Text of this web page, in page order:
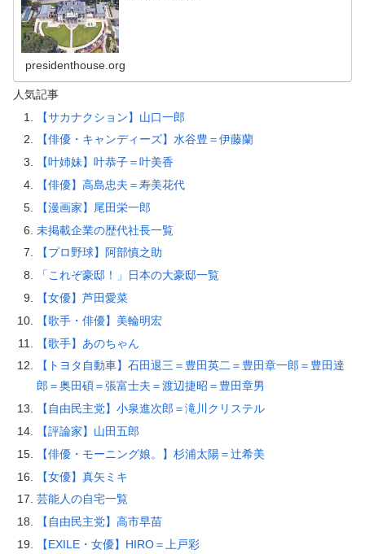
presidenthouse.org
人気記事
【サカナクション】山口一郎
【俳優・キャンディーズ】水谷豊＝伊藤蘭
【叶姉妹】叶恭子＝叶美香
【俳優】高島忠夫＝寿美花代
【漫画家】尾田栄一郎
未掲載企業の歴代社長一覧
【プロ野球】阿部慎之助
「これぞ豪邸！」日本の大豪邸一覧
【女優】芦田愛菜
【歌手・俳優】美輪明宏
【歌手】あのちゃん
【トヨタ自動車】石田退三＝豊田英二＝豊田章一郎＝豊田達
郎＝奥田碩＝張富士夫＝渡辺捷昭＝豊田章男
【自由民主党】小泉進次郎＝滝川クリステル
【評論家】山田五郎
【俳優・モーニング娘。】杉浦太陽＝辻希美
【女優】真矢ミキ
芸能人の自宅一覧
【自由民主党】高市早苗
【EXILE・女優】HIRO＝上戸彩